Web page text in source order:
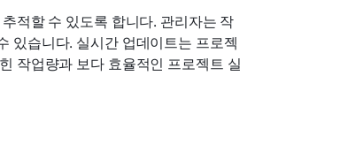
적할 수 있도록 합니다. 관리자는 작
있습니다. 실시간 업데이트는 프로젝
작업량과 보다 효율적인 프로젝트 실